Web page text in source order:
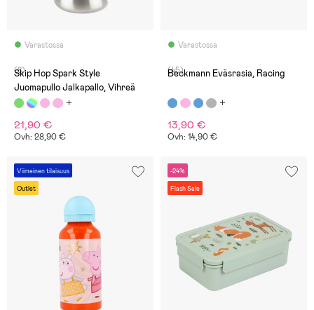
Varastossa
(8)
Skip Hop Spark Style
Juomapullo Jalkapallo, Vihreä
21,90 €
Ovh: 28,90 €
Varastossa
(45)
Beckmann Eväsrasia, Racing
13,90 €
Ovh: 14,90 €
Viimeinen tilaisuus
Outlet
-24%
Flash Sale